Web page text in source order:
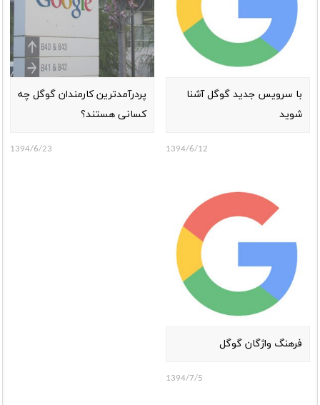
با سرویس جدید گوگل آشنا
شوید
1394/6/12
پردرآمدترین کارمندان گوگل چه
کسانی هستند؟
1394/6/23
فرهنگ واژگان گوگل
1394/7/5